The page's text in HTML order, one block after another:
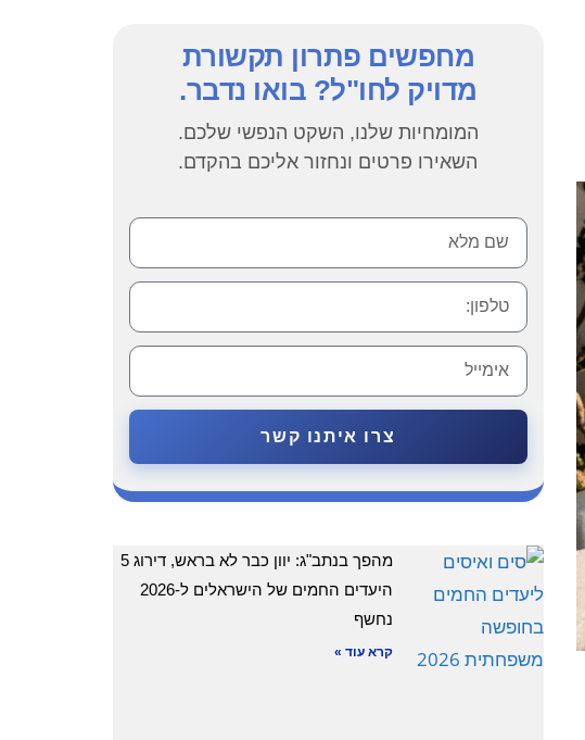
מחפשים פתרון תקשורת
מדויק לחו"ל? בואו נדבר.
המומחיות שלנו, השקט הנפשי שלכם.
השאירו פרטים ונחזור אליכם בהקדם.
צרו איתנו קשר
מהפך בנתב"ג: יוון כבר לא בראש, דירוג 5
היעדים החמים של הישראלים ל-2026
נחשף
קרא עוד »